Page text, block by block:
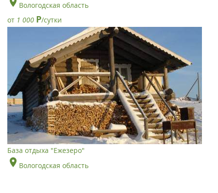
Вологодская область
от 1 000 Р/сутки
База отдыха "Ежезеро"
Вологодская область